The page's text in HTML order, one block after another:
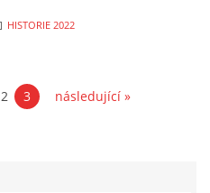
HISTORIE 2022
2 3 následující »